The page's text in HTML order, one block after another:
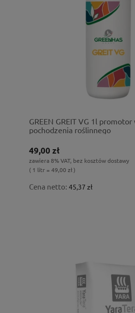
GREEN GREIT VG 1l
pochodzenia roślinnego
49,00 zł
zawiera 8% VAT, bez kosztów dostawy
( 1 litr = 49,00 zł )
Cena netto: 45,37 zł